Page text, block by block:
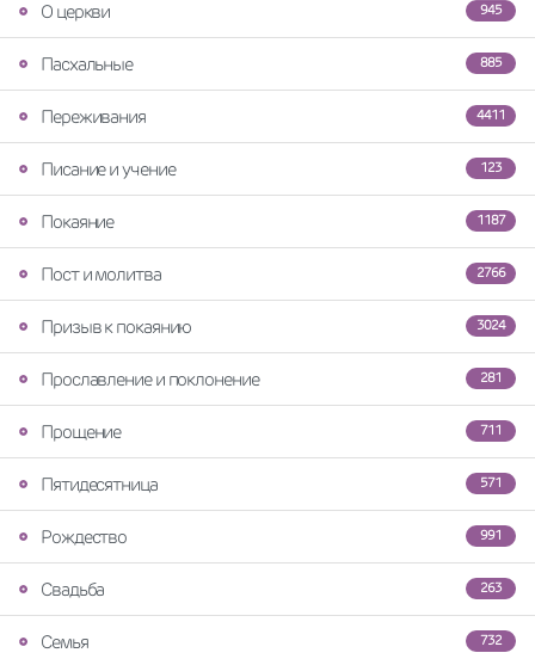
945
О церкви
885
Пасхальные
4411
Переживания
123
Писание и учение
1187
Покаяние
2766
Пост и молитва
3024
Призыв к покаянию
281
Прославление и поклонение
711
Прощение
571
Пятидесятница
991
Рождество
263
Свадьба
732
Семья